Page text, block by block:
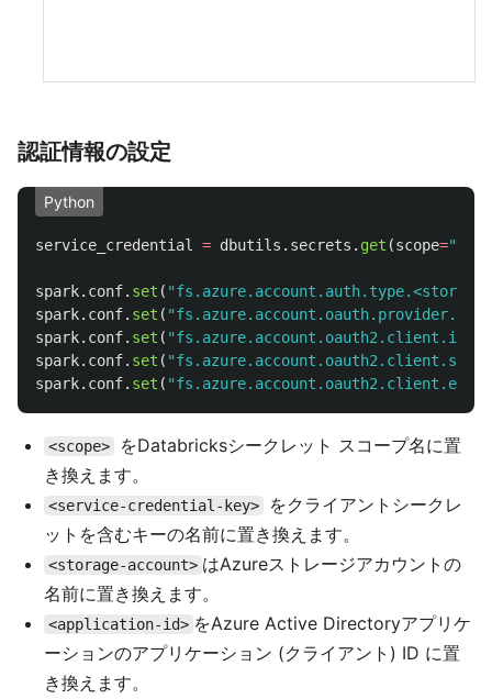
認証情報の設定
Python
service_credential = dbutils . secrets . get (scope="
spark. conf. set ( "
spark. conf. set ( "
spark. conf. set ( "
spark. conf. set ( "
spark. conf. set ( "
<scope>
をDatabricksシークレット スコープ名に置
き換えます。
<service-credential-key>
をクライアントシークレ
ットを含むキーの名前に置き換えます。
<storage-account> はAzureストレージアカウントの
名前に置き換えます。
<application-id> をAzure Active Directoryアプリケ
ーションのアプリケーション (クライアント) ID に置
き換えます。